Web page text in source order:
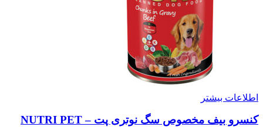
اطلاعات بیشتر
کنسرو بیف مخصوص سگ نوتری پت – NUTRI PET